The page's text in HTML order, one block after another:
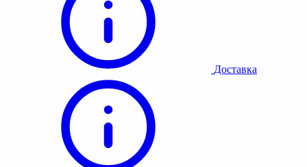
Доставка